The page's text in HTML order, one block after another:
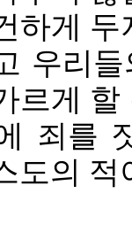
하게
우리
르게
죄를
도의 적